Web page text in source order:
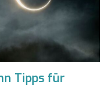
Tipps für